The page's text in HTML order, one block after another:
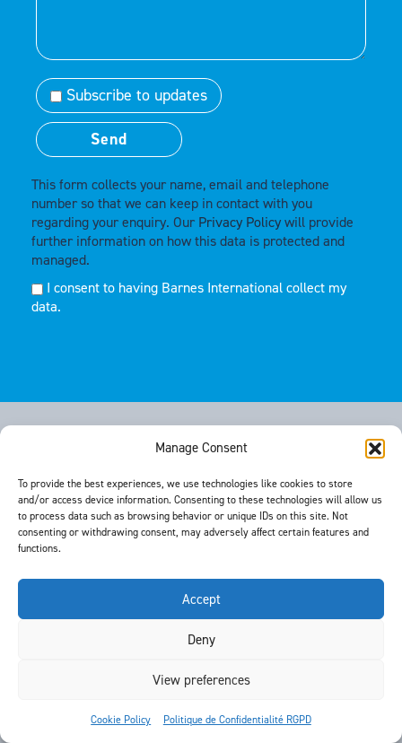
Manage Consent
To provide the best experiences, we use technologies like cookies to store
and/or access device information. Consenting to these technologies will allow us
to process data such as browsing behavior or unique IDs on this site. Not
consenting or withdrawing consent, may adversely affect certain features and
functions.
Accept
Deny
View preferences
Cookie Policy Politique de Confidentialité RGPD
Subscribe to updates
This form collects your name, email and telephone
number so that we can keep in contact with you
regarding your enquiry. Our Privacy Policywill provide
further information on how this data is protected and
managed.
I consent to having Barnes International collect my
data.
Validation de Personnalisation EMV
Modules de Certification
Solutions de Test Intégrées
Paiements Mobiles NFC
Solutions de Conformité CQM
Cartes Magnétiques pour Test de Limite
SYSTÈMES D’ÉMISSION DE CARTE
Formation EMV